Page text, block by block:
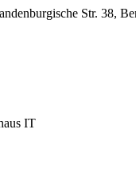
Str. 38,
IT